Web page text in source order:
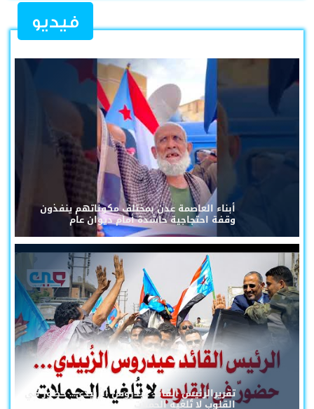
فيديو
أبناء العاصمة عدن بمختلف مكوناتهم ينفذون
وقفة احتجاجية حاشدة أمام ديوان عام
تقريرالرئيس القائد عيدروس الزُبيدي... حضورٌ في
القلوب لا تُلغيه الحملات